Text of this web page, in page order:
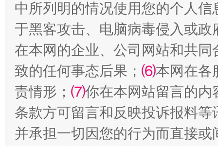
中所列明的情况使用您的个人
于黑客攻击、电脑病毒侵入或
在本网的企业、公司网站和共
致的任何事态后果； ⑹本网在各
责情形； ⑺你在本网站留言的内
条款方可留言和反映投诉报料
并承担一切因您的行为而直接